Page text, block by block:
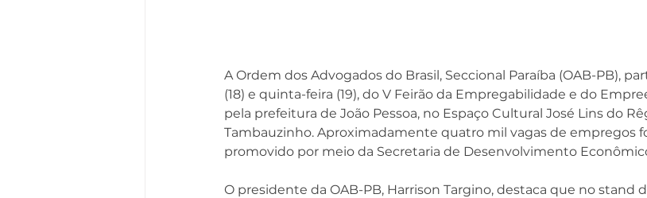
A Ordem dos Advogados do Brasil, Seccional Paraíba (OAB-PB),
(18) e quinta-feira (19), do V Feirão da Empregabilidade e do
pela prefeitura de João Pessoa, no Espaço Cultural José Lins do
Tambauzinho. Aproximadamente quatro mil vagas de empregos
promovido por meio da Secretaria de Desenvolvimento
O presidente da OAB-PB, Harrison Targino, destaca que no stand